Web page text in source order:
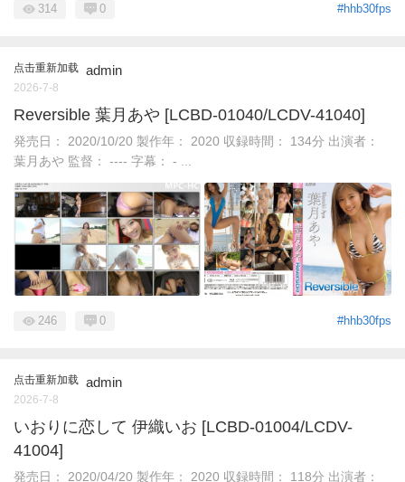
#hhb30fps
314 0
点击重新加载 admin
2026-7-8
Reversible 葉月あや [LCBD-01040/LCDV-41040]
発売日： 2020/10/20 製作年： 2020 収録時間： 134分 出演者：
葉月あや 監督： ---- 字幕： - ...
#hhb30fps
246 0
点击重新加载 admin
2026-7-8
いおりに恋して 伊織いお [LCBD-01004/LCDV-
41004]
発売日： 2020/04/20 製作年： 2020 収録時間： 118分 出演者：